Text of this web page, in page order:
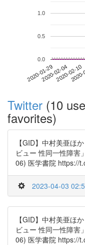
2020-01-292020-02-042020-02-10
0.0
0.5
1.0
Twitter (10
favorites)
【GID】中村美亜ほ
ビュー 性同一性障害
06) 医学書院 https://
2023-04-03
【GID】中村美亜ほ
ビュー 性同一性障害
06) 医学書院 https://